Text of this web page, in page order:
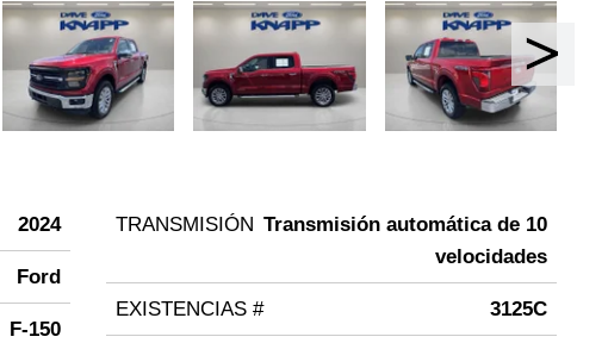
2024
Ford
F-150
TRANSMISIÓN Transmisión automática de 10
velocidades
EXISTENCIAS # 3125C